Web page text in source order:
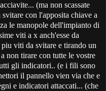
(ma non scassate
con l'apposita chiave a
le manopole dell'impianto di
viti a x anch'esse da
viti da svitare e tirando un
non tirare con tutte le vostre
gli indicatori.. (e i fili sono
il pannello vien via che e
e indicatori attaccati... (che